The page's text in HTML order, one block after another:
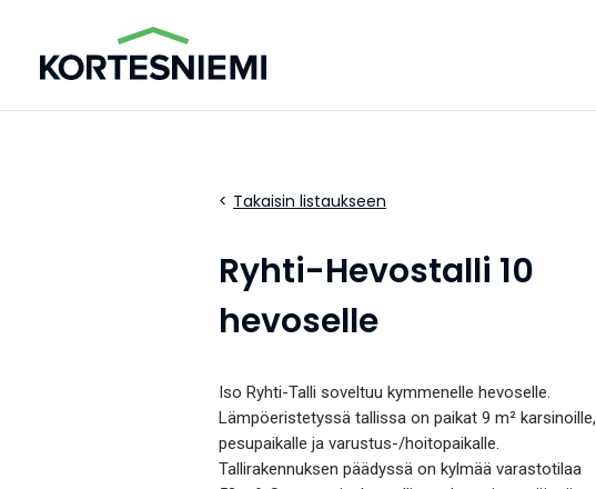
Takaisin listaukseen
Ryhti-Hevostalli 10
hevoselle
Iso Ryhti-Talli soveltuu kymmenelle hevoselle.
Lämpöeristetyssä tallissa on paikat 9 m² karsinoille,
pesupaikalle ja varustus-/hoitopaikalle.
Tallirakennuksen päädyssä on kylmää varastotilaa